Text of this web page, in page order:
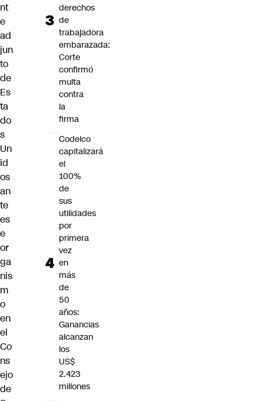
nt
e
ad
jun
to
de
Es
ta
do
s
Un
id
os
an
te
es
e
or
ga
nis
m
o
en
el
Co
ns
ejo
de
derechos
de
trabajadora
embarazada:
Corte
confirmó
multa
contra
la
firma
Codelco
capitalizará
el
100%
de
sus
utilidades
por
primera
vez
en
más
de
50
años:
Ganancias
alcanzan
los
US$
2.423
millones